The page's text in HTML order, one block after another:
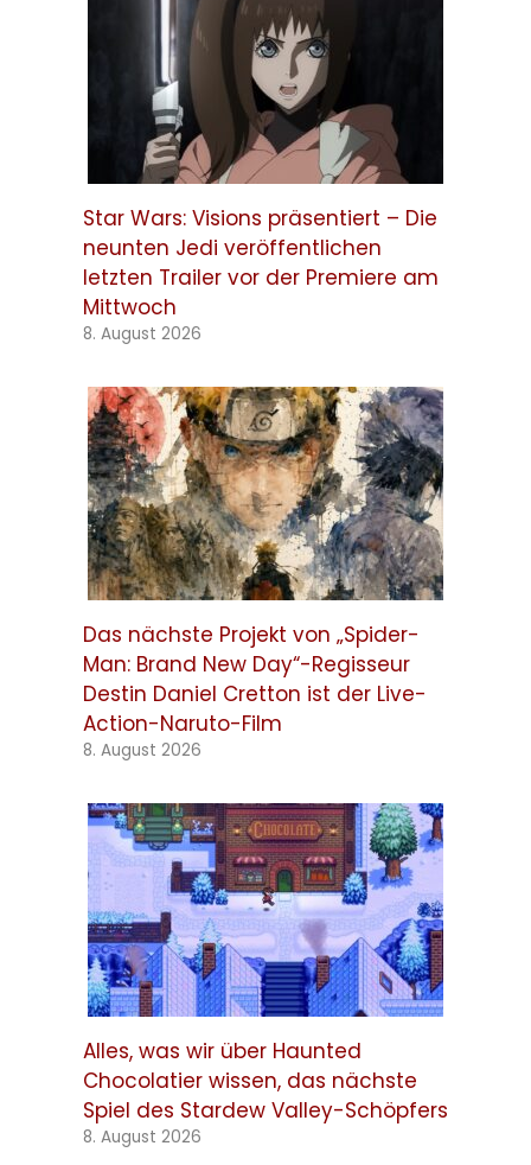
Star Wars: Visions präsentiert – Die
neunten Jedi veröffentlichen
letzten Trailer vor der Premiere am
Mittwoch
8. August 2026
Das nächste Projekt von „Spider-
Man: Brand New Day“-Regisseur
Destin Daniel Cretton ist der Live-
Action-Naruto-Film
8. August 2026
Alles, was wir über Haunted
Chocolatier wissen, das nächste
Spiel des Stardew Valley-Schöpfers
8. August 2026